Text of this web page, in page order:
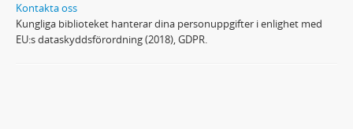
Kontakta oss
Kungliga biblioteket hanterar dina personuppgifter i enlighet med
EU:s dataskyddsförordning (2018), GDPR.